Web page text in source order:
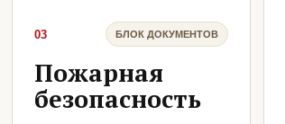
03 БЛОК ДОКУМЕНТОВ
Пожарная
безопасность